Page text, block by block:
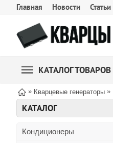
Главная Новости Статьи
КАТАЛОГ ТОВАРОВ
» Кварцевые генераторы »
КАТАЛОГ
Кондиционеры